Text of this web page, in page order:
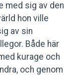
med sig av den
hon ville
av sin
Både här
kurage och
och genom